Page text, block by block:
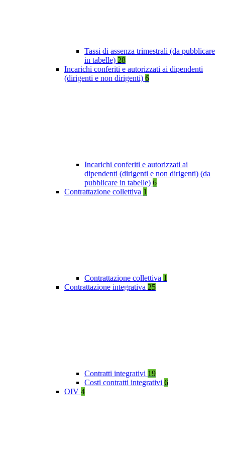
Tassi di assenza trimestrali (da pubblicare
in tabelle) 28
Incarichi conferiti e autorizzati ai dipendenti
(dirigenti e non dirigenti) 6
Incarichi conferiti e autorizzati ai
dipendenti (dirigenti e non dirigenti) (da
pubblicare in tabelle) 6
Contrattazione collettiva 1
Contrattazione collettiva 1
Contrattazione integrativa 25
Contratti integrativi 19
Costi contratti integrativi 6
OIV 4